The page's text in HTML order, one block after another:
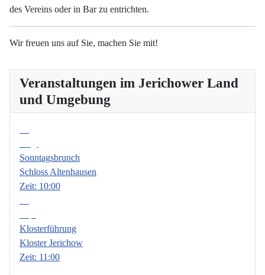
Veranstaltungen im Jerichower Land
und Umgebung
Sonntagsbrunch
Schloss Altenhausen
Zeit: 10:00
Klosterführung
Kloster Jerichow
Zeit: 11:00
des Vereins oder in Bar zu entrichten.
Wir freuen uns auf Sie, machen Sie mit!